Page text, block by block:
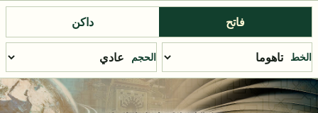
فاتح داكن
الخط الحجم